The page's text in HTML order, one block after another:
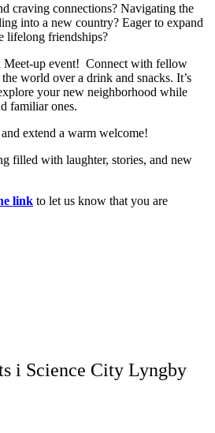
craving connections? Navigating the
into a new country? Eager to expand
lifelong friendships?
Meet-up event! Connect with fellow
world over a drink and snacks. It’s
your new neighborhood while
familiar ones.
extend a warm welcome!
filled with laughter, stories, and new
link to let us know that you are
i Science City Lyngby